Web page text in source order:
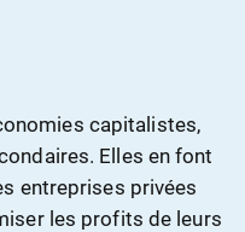
capitalistes,
Elles en font
entreprises privées
les profits de leurs